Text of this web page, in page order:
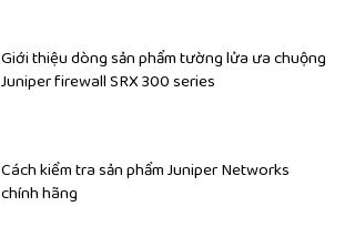
Giới thiệu dòng sản phẩm tường lửa ưa chuộng
Juniper firewall SRX 300 series
Cách kiểm tra sản phẩm Juniper Networks
chính hãng